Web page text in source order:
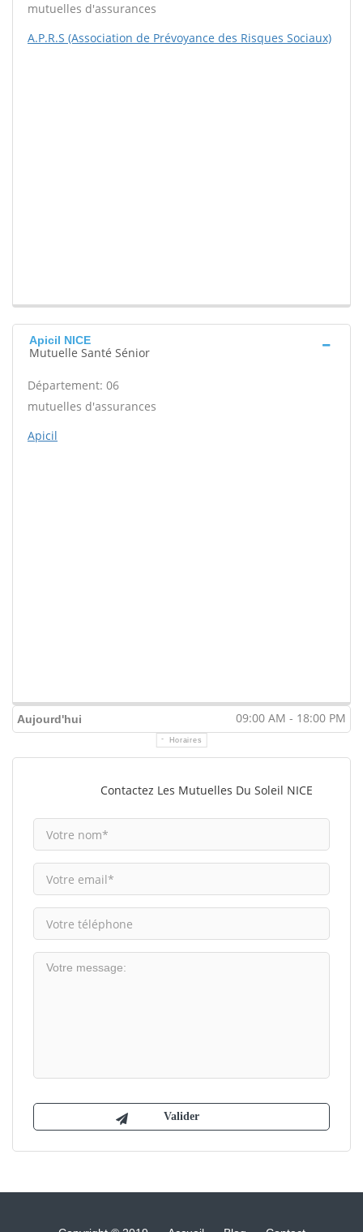
mutuelles d'assurances
A.P.R.S (Association de Prévoyance des Risques Sociaux)
Apicil NICE
Mutuelle Santé Sénior
Département: 06
mutuelles d'assurances
Apicil
Aujourd'hui 09:00 AM - 18:00 PM
Horaires
Contactez Les Mutuelles Du Soleil NICE